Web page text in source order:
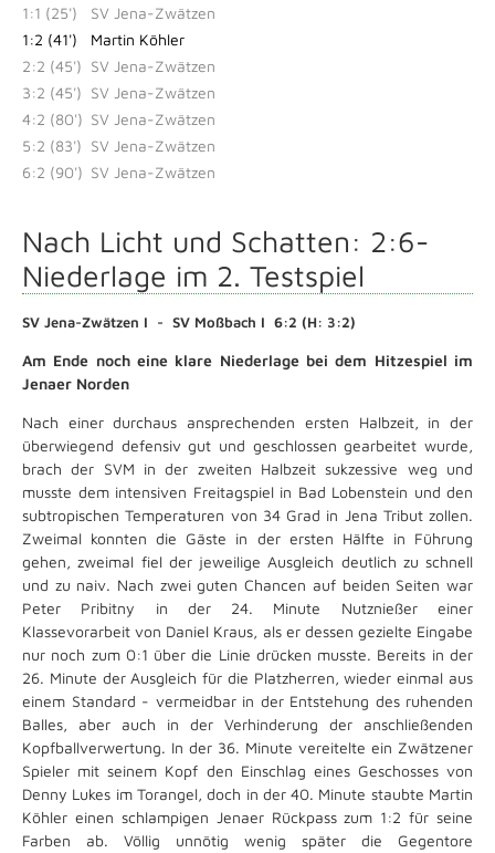
1:1 (25')
SV Jena-Zwätzen
1:2 (41')
Martin Köhler
2:2 (45') SV Jena-Zwätzen
3:2 (45') SV Jena-Zwätzen
4:2 (80') SV Jena-Zwätzen
5:2 (83') SV Jena-Zwätzen
6:2 (90') SV Jena-Zwätzen
Nach Licht und Schatten: 2:6-
Niederlage im 2. Testspiel
SV Jena-Zwätzen I - SV Moßbach I 6:2 (H: 3:2)
Am Ende noch eine klare Niederlage bei dem Hitzespiel im
Jenaer Norden
Nach einer durchaus ansprechenden ersten Halbzeit, in der
überwiegend defensiv gut und geschlossen gearbeitet wurde,
brach der SVM in der zweiten Halbzeit sukzessive weg und
musste dem intensiven Freitagspiel in Bad Lobenstein und den
subtropischen Temperaturen von 34 Grad in Jena Tribut zollen.
Zweimal konnten die Gäste in der ersten Hälfte in Führung
gehen, zweimal fiel der jeweilige Ausgleich deutlich zu schnell
und zu naiv. Nach zwei guten Chancen auf beiden Seiten war
Peter Pribitny in der 24. Minute Nutznießer einer
Klassevorarbeit von Daniel Kraus, als er dessen gezielte Eingabe
nur noch zum 0:1 über die Linie drücken musste. Bereits in der
26. Minute der Ausgleich für die Platzherren, wieder einmal aus
einem Standard - vermeidbar in der Entstehung des ruhenden
Balles, aber auch in der Verhinderung der anschließenden
Kopfballverwertung. In der 36. Minute vereitelte ein Zwätzener
Spieler mit seinem Kopf den Einschlag eines Geschosses von
Denny Lukes im Torangel, doch in der 40. Minute staubte Martin
Köhler einen schlampigen Jenaer Rückpass zum 1:2 für seine
Farben ab. Völlig unnötig wenig später die Gegentore